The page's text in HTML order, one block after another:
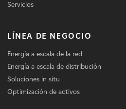
Servicios
LÍNEA DE NEGOCIO
Energía a escala de la red
Energía a escala de distribución
Soluciones in situ
Optimización de activos